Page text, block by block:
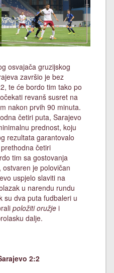
osvajača gruzijskog
završio je bez
te će bordo tim tako po
revanš susret na
nakon prvih 90 minuta.
četiri puta, Sarajevo
prednost, koju
rezultata garantovalo
četiri
tim sa gostovanja
je polovičan
uspjelo slaviti na
u narendu rundu
su dva puta fudbaleri u
položiti oružje i
dalje.
2:2